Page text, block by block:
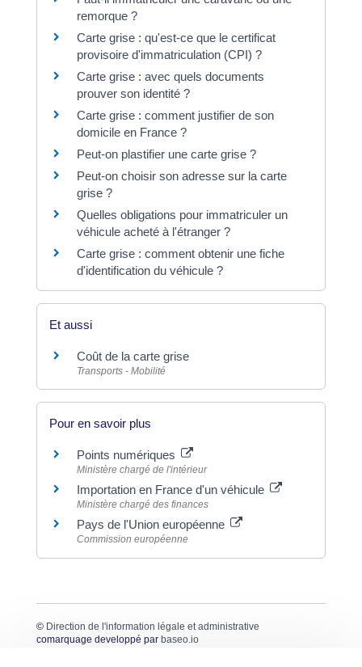
remorque ?
Carte grise : qu'est-ce que le certificat
provisoire d'immatriculation (CPI) ?
Carte grise : avec quels documents
prouver son identité ?
Carte grise : comment justifier de son
domicile en France ?
Peut-on plastifier une carte grise ?
Peut-on choisir son adresse sur la carte
grise ?
Quelles obligations pour immatriculer un
véhicule acheté à l'étranger ?
Carte grise : comment obtenir une fiche
d'identification du véhicule ?
Et aussi
Coût de la carte grise
Transports - Mobilité
Pour en savoir plus
Points numériques
Ministère chargé de l'intérieur
Importation en France d'un véhicule
Ministère chargé des finances
Pays de l'Union européenne
Commission européenne
© Direction de l'information légale et administrative
comarquage developpé par baseo.io